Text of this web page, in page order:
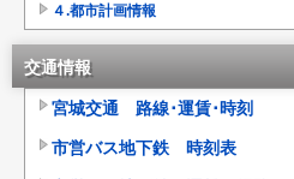
４.都市計画情報
交通情報
宮城交通 路線･運賃･時刻
市営バス地下鉄 時刻表